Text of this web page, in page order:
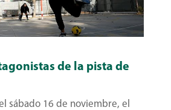
de la pista de
sábado 16 de noviembre, el